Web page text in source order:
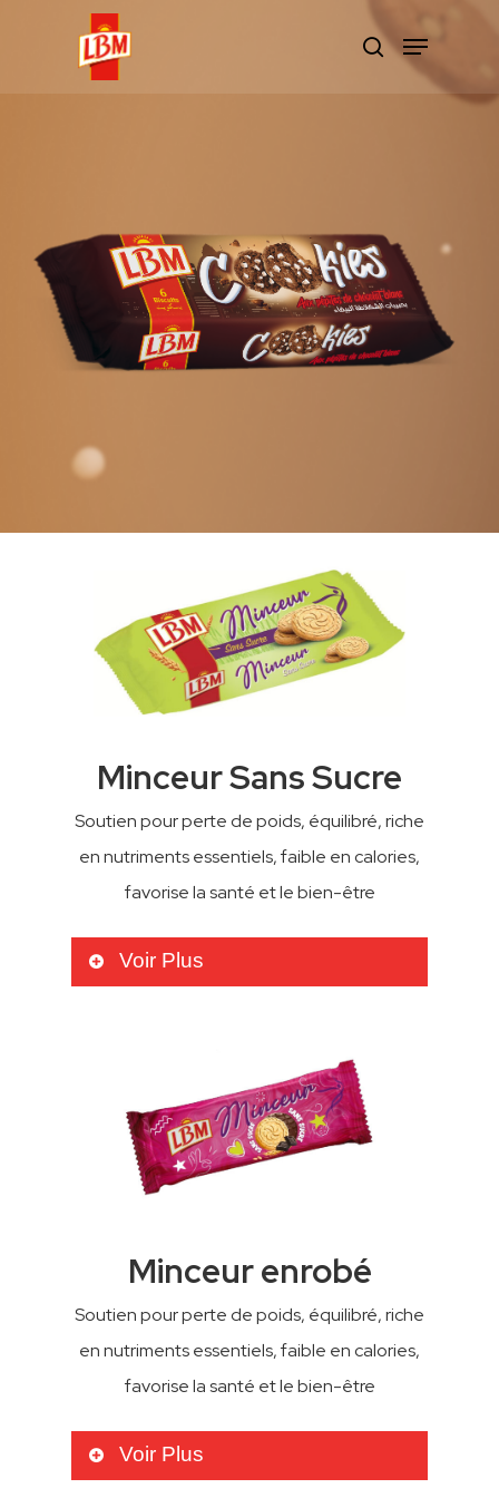
Minceur Sans Sucre
Soutien pour perte de poids, équilibré, riche
en nutriments essentiels, faible en calories,
favorise la santé et le bien-être
Voir Plus
Biscuits par paquet
100
10
Paquets par carton
Ingrédients
Minceur enrobé
Soutien pour perte de poids, équilibré, riche
en nutriments essentiels, faible en calories,
favorise la santé et le bien-être
Voir Plus